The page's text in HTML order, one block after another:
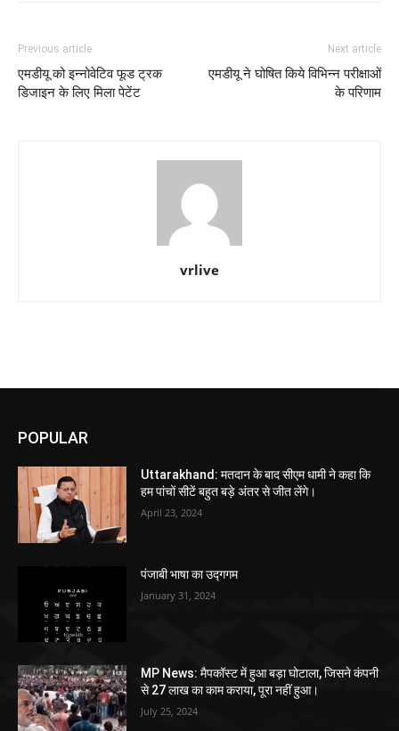
Previous article
एमडीयू को इन्नोवेटिव फूड ट्रक
डिजाइन के लिए मिला पेटेंट
Next article
एमडीयू ने घोषित किये विभिन्न परीक्षाओं
के परिणाम
vrlive
POPULAR
Uttarakhand: मतदान के बाद सीएम धामी ने कहा कि
हम पांचों सीटें बहुत बड़े अंतर से जीत लेंगे।
April 23, 2024
पंजाबी भाषा का उद्गगम
January 31, 2024
MP News: मैपकॉस्ट में हुआ बड़ा घोटाला, जिसने कंपनी
से 27 लाख का काम कराया, पूरा नहीं हुआ।
July 25, 2024